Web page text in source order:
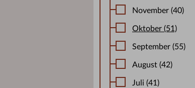
November (40)
Oktober (51)
September (55)
August (42)
Juli (41)